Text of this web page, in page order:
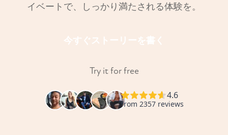
イベートで、しっかり満たされる体験を。
今すぐストーリーを書く
Try it for free